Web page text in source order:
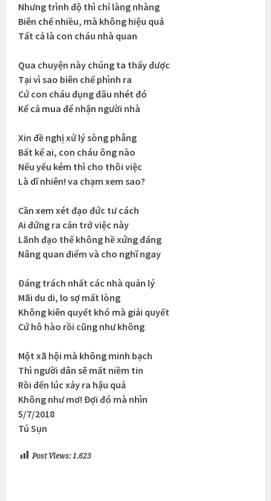
Nhưng trình độ thì chỉ làng nhàng
Biên chế nhiều, mà không hiệu quả
Tất cả là con cháu nhà quan
Qua chuyện này chúng ta thấy được
Tại vì sao biên chế phình ra
Cứ con cháu đụng đâu nhét đó
Kể cả mua để nhận người nhà
Xin đề nghị xử lý sòng phẳng
Bất kể ai, con cháu ông nào
Nếu yếu kém thì cho thôi việc
Là dĩ nhiên! va chạm xem sao?
Cần xem xét đạo đức tư cách
Ai đứng ra cản trở việc này
Lãnh đạo thế không hề xứng đáng
Nâng quan điểm và cho nghĩ ngay
Đáng trách nhất các nhà quản lý
Mãi du di, lo sợ mất lòng
Không kiên quyết khó mà giải quyết
Cứ hô hào rồi cũng như không
Một xã hội mà không minh bạch
Thì người dân sẽ mất niềm tin
Rồi đến lúc xảy ra hậu quả
Không như mơ! Đợi đó mà nhìn
5/7/2018
Tú Sụn
Post Views: 1.623